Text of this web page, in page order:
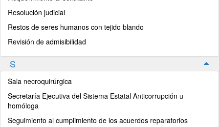
Resolución judicial
Restos de seres humanos con tejido blando
Revisión de admisibilidad
S
Sala necroquirúrgica
Secretaría Ejecutiva del Sistema Estatal Anticorrupción u
homóloga
Seguimiento al cumplimiento de los acuerdos reparatorios